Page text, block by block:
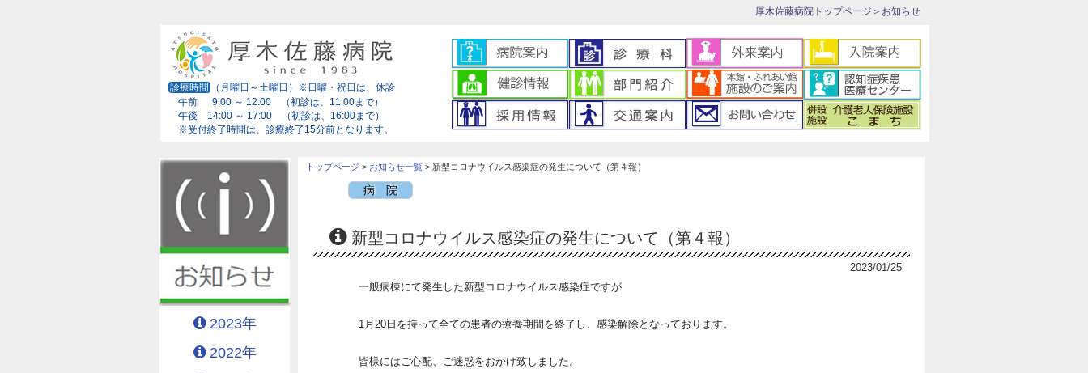
厚木佐藤病院トップページ ＞お知らせ
診療時間
（月曜日～土曜日）※日曜・祝日は、休診
午前 9:00 ～ 12:00 （初診は、11:00まで）
午後 14:00 ～ 17:00 （初診は、16:00まで）
※受付終了時間は、診療終了15分前となります。
2023年
2022年
トップページ > お知らせ一覧 > 新型コロナウイルス感染症の発生について（第４報）
病 院
新型コロナウイルス感染症の発生について（第４報）
2023/01/25
一般病棟にて発生した新型コロナウイルス感染症ですが
1月20日を持って全ての患者の療養期間を終了し、感染解除となっております。
皆様にはご心配、ご迷惑をおかけ致しました。